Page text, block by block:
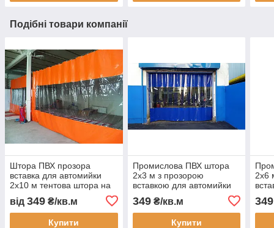
Подібні товари компанії
Штора ПВХ прозора
вставка для автомийки
2x10 м тентова штора на
індивідуальне
виготовлення
від 349 ₴/кв.м
Купити
Промислова ПВХ штора
2х3 м з прозорою
вставкою для автомийки
водонепроникна тентова
завіса перегородка
349₴/кв.м
Купити
2х6
349